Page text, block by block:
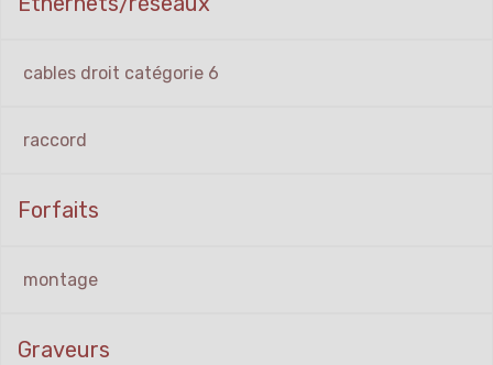
cables droit catégorie 6
raccord
Forfaits
montage
Graveurs